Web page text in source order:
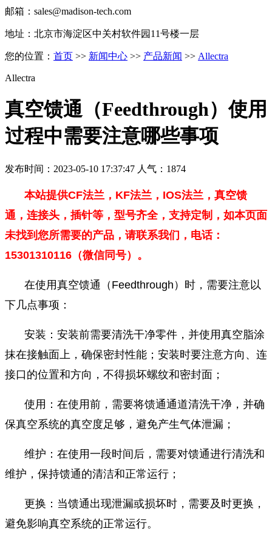
邮箱：sales@madison-tech.com
地址：北京市海淀区中关村软件园11号楼一层
您的位置： 首页 >> 新闻中心 >> 产品新闻 >> Allectra
Allectra
真空馈通（Feedthrough）使用
过程中需要注意哪些事项
发布时间：2023-05-10 17:37:47 人气：1874
本站提供CF法兰，KF法兰，IOS法兰，真空馈
通，连接头，插针等，型号齐全，支持定制，如本页面
未找到您所需要的产品，请联系我们，电话：
15301310116（微信同号）。
在使用真空馈通（Feedthrough）时，需要注意以
下几点事项：
安装：安装前需要清洗干净零件，并使用真空脂涂
抹在接触面上，确保密封性能；安装时要注意方向、连
接口的位置和方向，不得损坏螺纹和密封面；
使用：在使用前，需要将馈通通道清洗干净，并确
保真空系统的真空度足够，避免产生气体泄漏；
维护：在使用一段时间后，需要对馈通进行清洗和
维护，保持馈通的清洁和正常运行；
更换：当馈通出现泄漏或损坏时，需要及时更换，
避免影响真空系统的正常运行。